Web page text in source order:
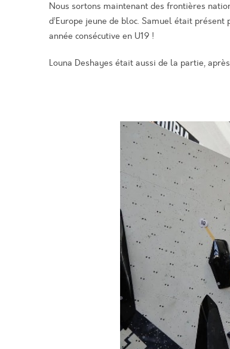
Nous sortons maintenant des frontières
d’Europe jeune de bloc. Samuel était
année consécutive en U19 !
Louna Deshayes était aussi de la partie,